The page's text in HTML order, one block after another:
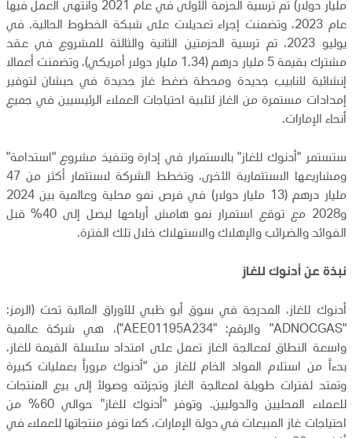
مليار دولار) تم ترسية الحزمة الأولى في عام 2021 وانتهى العمل فيها
عام 2023، وتضمنت إجراء تعديلات على شبكة الخطوط الحالية. في
يوليو 2023، تم ترسية الحزمتين الثانية والثالثة للمشروع في عقد
مشترك بقيمة 5 مليار درهم (1.34 مليار دولار أمريكي)، وتضمنت أعمالا
إنشائية لأنابيب جديدة ومحطة ضغط غاز جديدة في حبشان لتوفير
إمدادات مستمرة من الغاز لتلبية احتياجات العملاء الرئيسيين في جميع
أنحاء الإمارات.
ستستمر "أدنوك للغاز" بالاستمرار في إدارة وتنفيذ مشروع "استدامة"
ومشاريعها الاستثمارية الأخرى، وتخطط الشركة لاستثمار أكثر من 47
مليار درهم (13 مليار دولار) في فرص نمو محلية وعالمية بين 2024
و2028 مع توقع استمرار نمو هامش أرباحها ليصل إلى 40% قبل
الفوائد والضرائب والإهلاك والاستهلاك خلال تلك الفترة.
نبذة عن أدنوك للغاز
أدنوك للغاز، المدرجة في سوق أبو ظبي للأوراق المالية تحت (الرمز:
"
ADNOCGAS" والرقم: "AEE01195A234")، هي شركة عالمية
واسعة النطاق لمعالجة الغاز تعمل على امتداد سلسلة القيمة للغاز،
بدءاً من استلام المواد الخام للغاز من "أدنوك مروراً بعمليات كبيرة
وتمتد لفترات طويلة لمعالجة الغاز وتجزئته وصولاً إلى بيع المنتجات
للعملاء المحليين والدوليين. وتوفر "أدنوك للغاز" حوالي 60% من
احتياجات غاز المبيعات في دولة الإمارات، كما توفر منتجاتها للعملاء في